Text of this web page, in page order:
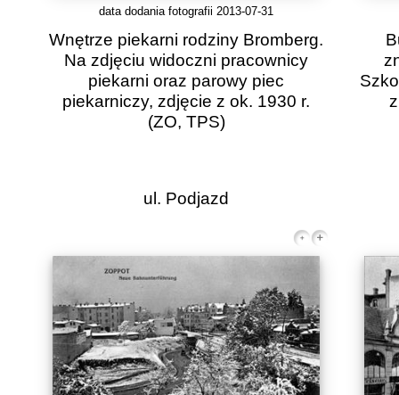
data dodania fotografii 2013-07-31
Wnętrze piekarni rodziny Bromberg.
Na zdjęciu widoczni pracownicy
piekarni oraz parowy piec
piekarniczy, zdjęcie z ok. 1930 r.
(ZO, TPS)
ul. Podjazd